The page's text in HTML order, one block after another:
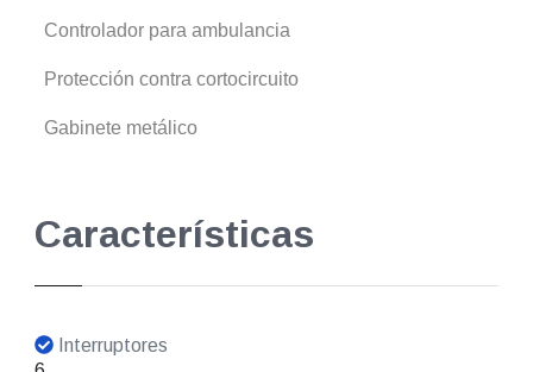
Controlador para ambulancia
Protección contra cortocircuito
Gabinete metálico
Características
Interruptores